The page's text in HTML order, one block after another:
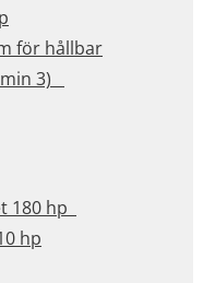
för hållbar
3)
180 hp
hp